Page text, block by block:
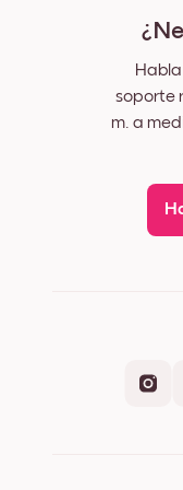
soporte
m. a